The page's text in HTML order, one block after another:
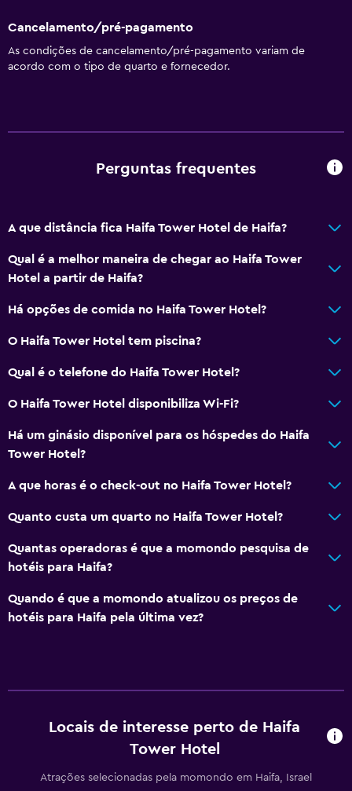
Cancelamento/pré-pagamento
As condições de cancelamento/pré-pagamento variam de
acordo com o tipo de quarto e fornecedor.
Perguntas frequentes
A que distância fica Haifa Tower Hotel de Haifa?
Qual é a melhor maneira de chegar ao Haifa Tower
Hotel a partir de Haifa?
Há opções de comida no Haifa Tower Hotel?
O Haifa Tower Hotel tem piscina?
Qual é o telefone do Haifa Tower Hotel?
O Haifa Tower Hotel disponibiliza Wi-Fi?
Há um ginásio disponível para os hóspedes do Haifa
Tower Hotel?
A que horas é o check-out no Haifa Tower Hotel?
Quanto custa um quarto no Haifa Tower Hotel?
Quantas operadoras é que a momondo pesquisa de
hotéis para Haifa?
Quando é que a momondo atualizou os preços de
hotéis para Haifa pela última vez?
Locais de interesse perto de Haifa
Tower Hotel
Atrações selecionadas pela momondo em Haifa, Israel